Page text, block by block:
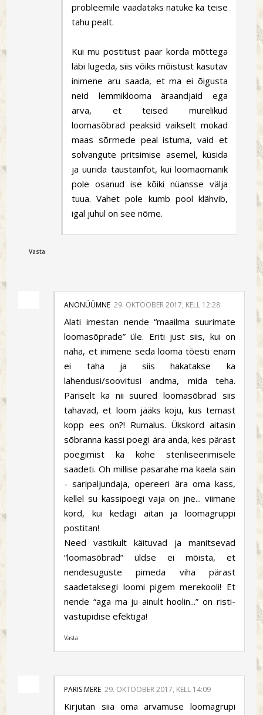
probleemile vaadataks natuke ka teise
tahu pealt.
Kui mu postitust paar korda mõttega
läbi lugeda, siis võiks mõistust kasutav
inimene aru saada, et ma ei õigusta
neid lemmiklooma äraandjaid ega
arva, et teised murelikud
loomasõbrad peaksid vaikselt mokad
maas sõrmede peal istuma, vaid et
solvangute pritsimise asemel, küsida
ja uurida taustainfot, kui loomaomanik
pole osanud ise kõiki nüansse välja
tuua. Vahet pole kumb pool klähvib,
igal juhul on see nõme.
Vasta
ANONÜÜMNE 29. OKTOOBER 2017, KELL 12:28
Alati imestan nende “maailma suurimate
loomasõprade” üle. Eriti just siis, kui on
näha, et inimene seda looma tõesti enam
ei taha ja siis hakatakse ka
lahendusi/soovitusi andma, mida teha.
Päriselt ka nii suured loomasõbrad siis
tahavad, et loom jääks koju, kus temast
kopp ees on?! Rumalus. Ükskord aitasin
sōbranna kassi poegi ära anda, kes pärast
poegimist ka kohe steriliseerimisele
saadeti. Oh millise pasarahe ma kaela sain
- saripaljundaja, opereeri ära oma kass,
kellel su kassipoegi vaja on jne... viimane
kord, kui kedagi aitan ja loomagruppi
postitan!
Need vastikult käituvad ja manitsevad
“loomasõbrad” üldse ei mõista, et
nendesuguste pimeda viha pärast
saadetaksegi loomi pigem merekooli! Et
nende “aga ma ju ainult hoolin...” on risti-
vastupidise efektiga!
Vasta
PARIS MERE 29. OKTOOBER 2017, KELL 14:09
Kirjutan siia oma arvamuse loomagrupi